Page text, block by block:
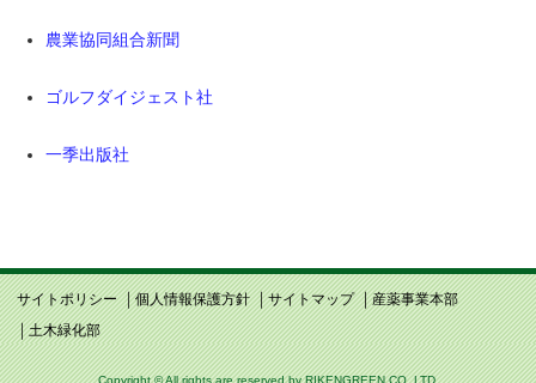
農業協同組合新聞
ゴルフダイジェスト社
一季出版社
サイトポリシー 個人情報保護方針 サイトマップ
産薬事業本部
土木緑化部
Copyright © All rights are reserved by RIKENGREEN CO.,LTD.